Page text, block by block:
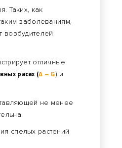
Таких, как
заболеваниям,
возбудителей
отличные
расах (А – G) и
не менее
спелых растений